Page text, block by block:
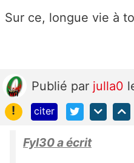
Sur ce, longue vie à
Publié par julla0
!
citer
Fyl30 a écrit